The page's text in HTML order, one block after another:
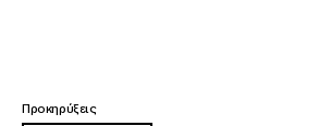
Προκηρύξεις